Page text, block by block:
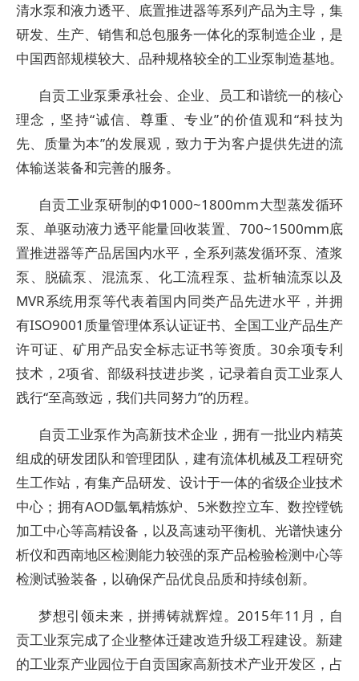
清水泵和液力透平、底置推进器等系列产品为主导，集
研发、生产、销售和总包服务一体化的泵制造企业，是
中国西部规模较大、品种规格较全的工业泵制造基地。
自贡工业泵秉承社会、企业、员工和谐统一的核心
理念，坚持“诚信、尊重、专业”的价值观和“科技为
先、质量为本”的发展观，致力于为客户提供先进的流
体输送装备和完善的服务。
自贡工业泵研制的Ф1000~1800mm大型蒸发循环
泵、单驱动液力透平能量回收装置、700~1500mm底
置推进器等产品居国内水平，全系列蒸发循环泵、渣浆
泵、脱硫泵、混流泵、化工流程泵、盐析轴流泵以及
MVR系统用泵等代表着国内同类产品先进水平，并拥
有ISO9001质量管理体系认证证书、全国工业产品生产
许可证、矿用产品安全标志证书等资质。30余项专利
技术，2项省、部级科技进步奖，记录着自贡工业泵人
践行“至高致远，我们共同努力”的历程。
自贡工业泵作为高新技术企业，拥有一批业内精英
组成的研发团队和管理团队，建有流体机械及工程研究
生工作站，有集产品研发、设计于一体的省级企业技术
中心；拥有AOD氩氧精炼炉、5米数控立车、数控镗铣
加工中心等高精设备，以及高速动平衡机、光谱快速分
析仪和西南地区检测能力较强的泵产品检验检测中心等
检测试验装备，以确保产品优良品质和持续创新。
梦想引领未来，拼搏铸就辉煌。2015年11月，自
贡工业泵完成了企业整体迁建改造升级工程建设。新建
的工业泵产业园位于自贡国家高新技术产业开发区，占